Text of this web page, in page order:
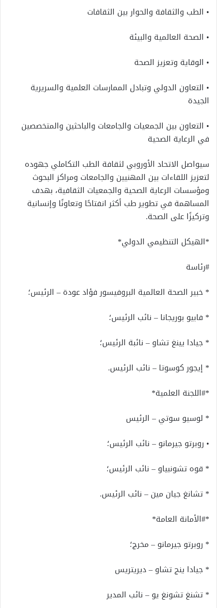
• الطب والثقافة والحوار بين الثقافات
• الصحة العالمية والبيئة
• الوقاية وتعزيز الصحة
• التعاون الدولي وتبادل الممارسات العلمية والسريرية
الجيدة
• التعاون بين الجمعيات والجامعات والباحثين والمتخصصين
في الرعاية الصحية
سيواصل الاتحاد الأوروبي لثقافة الطب التكاملي جهوده
لتعزيز اللقاءات بين المهنيين والجامعات ومراكز البحوث
ومؤسسات الرعاية الصحية والجمعيات الثقافية، بهدف
المساهمة في تطوير طب أكثر انفتاحًا وتعاونًا وإنسانية
وتركيزًا على الصحة.
*الهيكل التنظيمي الدولي*
#رئاسة
* خبير الصحة العالمية البروفيسور فؤاد عودة – الرئيس؛
* فابيو بوريجانا – نائب الرئيس؛
* جيادا يينغ تشاو – نائبة الرئيس؛
* إيجور كوسوتا – نائب الرئيس.
*#اللجنة العلمية*
* لوسيو سوتي – الرئيس
• روبرتو جيرمانو – نائب الرئيس؛
* قوه تشونبياو – نائب الرئيس؛
* تشانغ جيان مين – نائب الرئيس.
*#الأمانة العامة*
* روبرتو جيرمانو – مخرج؛
* جيادا ينج تشاو – ديريتريس
* تشنغ تشونغ يو – نائب المدير